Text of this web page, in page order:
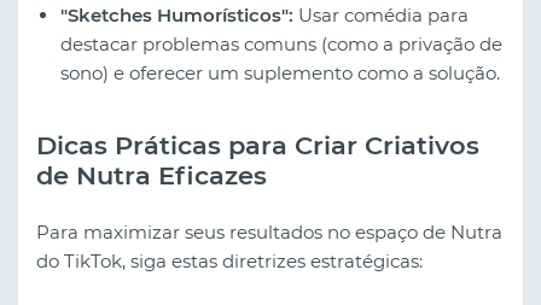
"Sketches Humorísticos": Usar comédia para
destacar problemas comuns (como a privação de
sono) e oferecer um suplemento como a solução.
Dicas Práticas para Criar Criativos
de Nutra Eficazes
Para maximizar seus resultados no espaço de Nutra
do TikTok, siga estas diretrizes estratégicas: